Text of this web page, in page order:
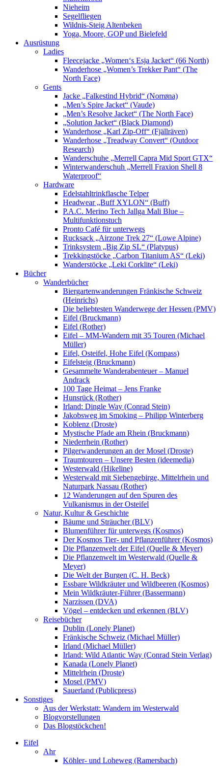
Nieheim
Segelfliegen
Wildnis-Steig Altenbeken
Yoga, Moore, GOP und Bielefeld
Ausrüstung
Ladies
Fleecejacke „Women‘s Esja Jacket“ (66 North)
Wanderhose „Women’s Trekker Pant“ (The
North Face)
Gents
Jacke „Falkestind Hybrid“ (Norrøna)
„Men’s Spire Jacket“ (Vaude)
„Men’s Resolve Jacket“ (The North Face)
„Solution Jacket“ (Black Diamond)
Wanderhose „Karl Zip-Off“ (Fjällräven)
Wanderhose „Treadway Convert“ (Outdoor
Research)
Wanderschuhe „Merrell Capra Mid Sport GTX“
Winterwanderschuh „Merrell Fraxion Shell 8
Waterproof“
Hardware
Edelstahltrinkflasche Telper
Headwear „Buff XYLON“ (Buff)
P.A.C. Merino Tech Jallga Mali Blue –
Multifunktionstuch
Pronto Café für unterwegs
Rucksack „Airzone Trek 27“ (Lowe Alpine)
Trinksystem „Big Zip SL“ (Platypus)
Trekkingstöcke „Carbon Titanium AS“ (Leki)
Wanderstöcke „Leki Corklite“ (Leki)
Bücher
Wanderbücher
Biergartenwanderungen Fränkische Schweiz
(Heinrichs)
Die beliebtesten Wanderwege der Hessen (PMV)
Eifel (Bruckmann)
Eifel (Rother)
Eifel – MM-Wandern mit 35 Touren (Michael
Müller)
Eifel, Osteifel, Hohe Eifel (Kompass)
Eifelsteig (Bruckmann)
Gesammelte Wanderabenteuer – Manuel
Andrack
100 Tage Heimat – Jens Franke
Hunsrück (Rother)
Irland: Dingle Way (Conrad Stein)
Jakobsweg im Smoking – Philipp Winterberg
Koblenz (Droste)
Mystische Pfade am Rhein (Bruckmann)
Niederrhein (Rother)
Pilgerwanderungen an der Mosel (Droste)
Traumtouren – Unsere Besten (ideemedia)
Westerwald (Hikeline)
Westerwald mit Siebengebirge, Mittelrhein und
Naturpark Nassau (Rother)
12 Wanderungen auf den Spuren des
Vulkanismus in der Osteifel
Natur, Kultur & Geschichte
Bäume und Sträucher (BLV)
Blumenführer für unterwegs (Kosmos)
Der Kosmos Tier- und Pflanzenführer (Kosmos)
Die Pflanzenwelt der Eifel (Quelle & Meyer)
Die Pflanzenwelt im Westerwald (Quelle &
Meyer)
Die Welt der Burgen (C. H. Beck)
Essbare Wildkräuter und Wildbeeren (Kosmos)
Mein Wildkräuter-Führer (Bassermann)
Narzissen (DVA)
Vögel – entdecken und erkennen (BLV)
Reisebücher
Dublin (Lonely Planet)
Fränkische Schweiz (Michael Müller)
Irland (Michael Müller)
Irland: Wild Atlantic Way (Conrad Stein Verlag)
Kanada (Lonely Planet)
Mittelrhein (Droste)
Mosel (PMV)
Sauerland (Publicpress)
Sonstiges
Aus der Werkstatt: Wandern im Westerwald
Blogvorstellungen
Das Blogstöckchen!
Eifel
Ahr
Köhler- und Loheweg (Ramersbach)